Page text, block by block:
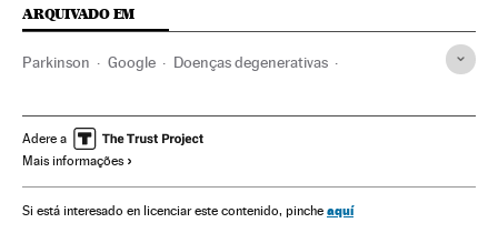
ARQUIVADO EM
Parkinson Google Doenças degenerativas
Doenças Economia Medicina
Telecomunicações
Adere a
Mais informações
Si está interesado en licenciar este contenido, pinche aquí